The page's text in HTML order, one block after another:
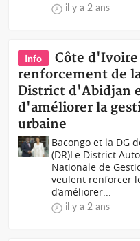
il y a 2 ans
Info
Côte d'Ivoire
renforcement de
District d'Abidjan
d'améliorer la
urbaine
Bacongo et la DG
(DR)Le District
Nationale de
veulent renforcer
d’améliorer...
il y a 2 ans